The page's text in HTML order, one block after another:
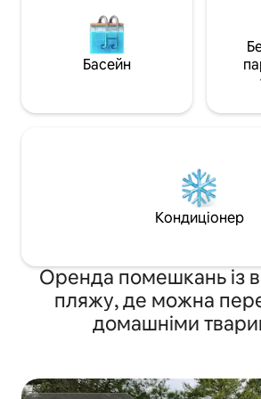
Басейн
Кондиціонер
Оренда помешкань із
пляжу, де можна
домашніми